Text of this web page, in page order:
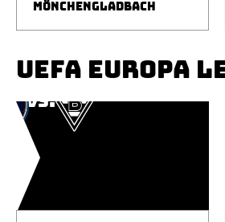
MÖNCHENGLADBACH
UEFA EUROPA